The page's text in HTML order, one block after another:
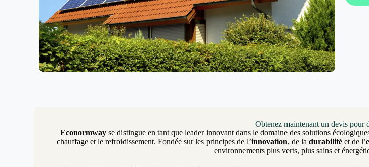
Obtenez maintenant un devis pour
Econormwayse distingue en tant que leader innovant dans le domaine des solutions
chauffage et le refroidissement. Fondée sur les principes de l’innovation, de la durabilitéet de l’
environnements plus verts, plus sains et